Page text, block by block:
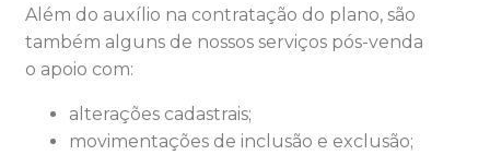
Além do auxílio na contratação do plano, são
também alguns de nossos serviços pós-venda
o apoio com:
alterações cadastrais;
movimentações de inclusão e exclusão;